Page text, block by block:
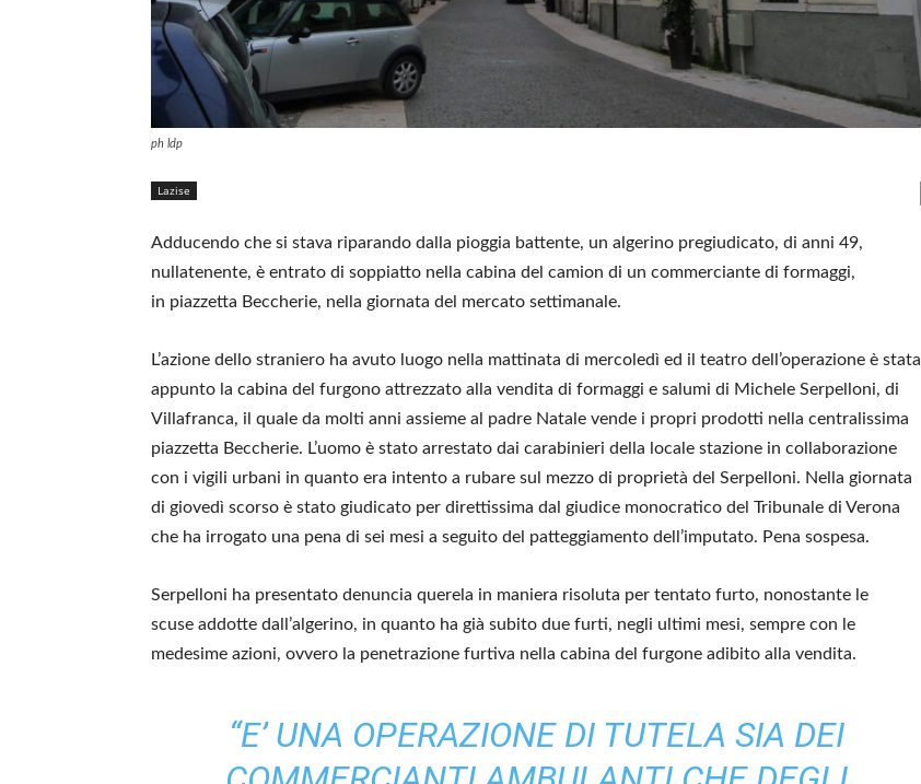
ph ldp
Lazise
Adducendo che si stava riparando dalla pioggia battente, un algerino pregiudicato, di anni 49,
nullatenente, è entrato di soppiatto nella cabina del camion di un commerciante di formaggi,
in piazzetta Beccherie, nella giornata del mercato settimanale.
L’azione dello straniero ha avuto luogo nella mattinata di mercoledì ed il teatro dell’operazione è stata
appunto la cabina del furgono attrezzato alla vendita di formaggi e salumi di Michele Serpelloni, di
Villafranca, il quale da molti anni assieme al padre Natale vende i propri prodotti nella centralissima
piazzetta Beccherie. L’uomo è stato arrestato dai carabinieri della locale stazione in collaborazione
con i vigili urbani in quanto era intento a rubare sul mezzo di proprietà del Serpelloni. Nella giornata
di giovedì scorso è stato giudicato per direttissima dal giudice monocratico del Tribunale di Verona
che ha irrogato una pena di sei mesi a seguito del patteggiamento dell’imputato. Pena sospesa.
Serpelloni ha presentato denuncia ­querela in maniera risoluta per tentato furto, nonostante le
scuse addotte dall’algerino, in quanto ha già subito due furti, negli ultimi mesi, sempre con le
medesime azioni, ovvero la penetrazione furtiva nella cabina del furgone adibito alla vendita.
“E’ UNA OPERAZIONE DI TUTELA SIA DEI